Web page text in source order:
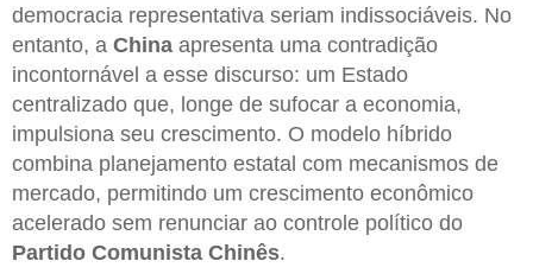
democracia representativa seriam indissociáveis. No
entanto, a China apresenta uma contradição
incontornável a esse discurso: um Estado
centralizado que, longe de sufocar a economia,
impulsiona seu crescimento. O modelo híbrido
combina planejamento estatal com mecanismos de
mercado, permitindo um crescimento econômico
acelerado sem renunciar ao controle político do
Partido Comunista Chinês.